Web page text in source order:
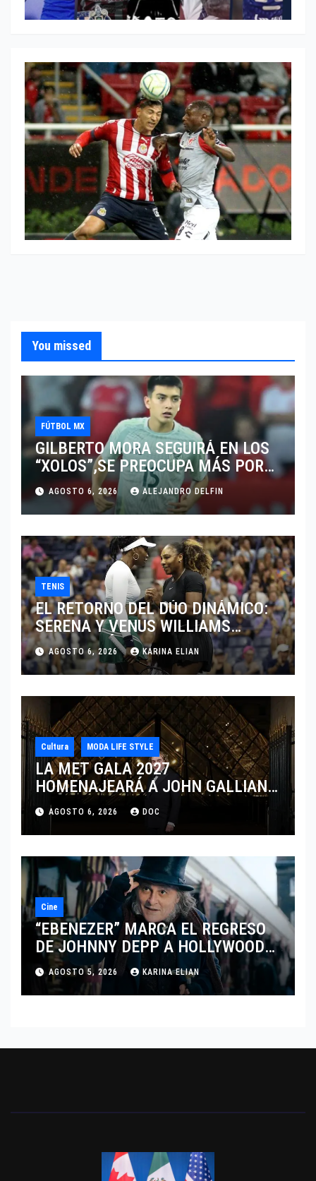
You missed
FÚTBOL MX
GILBERTO MORA SEGUIRÁ EN LOS
“XOLOS”,SE PREOCUPA MÁS POR
JUGAR EN SU EQUIPO.
AGOSTO 6, 2026 ALEJANDRO DELFIN
TENIS
EL RETORNO DEL DÚO DINÁMICO:
SERENA Y VENUS WILLIAMS
DISPUTARÁN LOS DOBLES EN
CINCINNATI 2026
AGOSTO 6, 2026 KARINA ELIAN
Cultura MODA LIFE STYLE
LA MET GALA 2027
HOMENAJEARÁ A JOHN GALLIANO
MARCANDO EL REGRESO DEL REY
DEL DRAMATISMO
AGOSTO 6, 2026 DOC
Cine
“EBENEZER” MARCA EL REGRESO
DE JOHNNY DEPP A HOLLYWOOD
TRAS SU PASO POR EL CINE
INDEPENDIENTE EUROPEO
AGOSTO 5, 2026 KARINA ELIAN